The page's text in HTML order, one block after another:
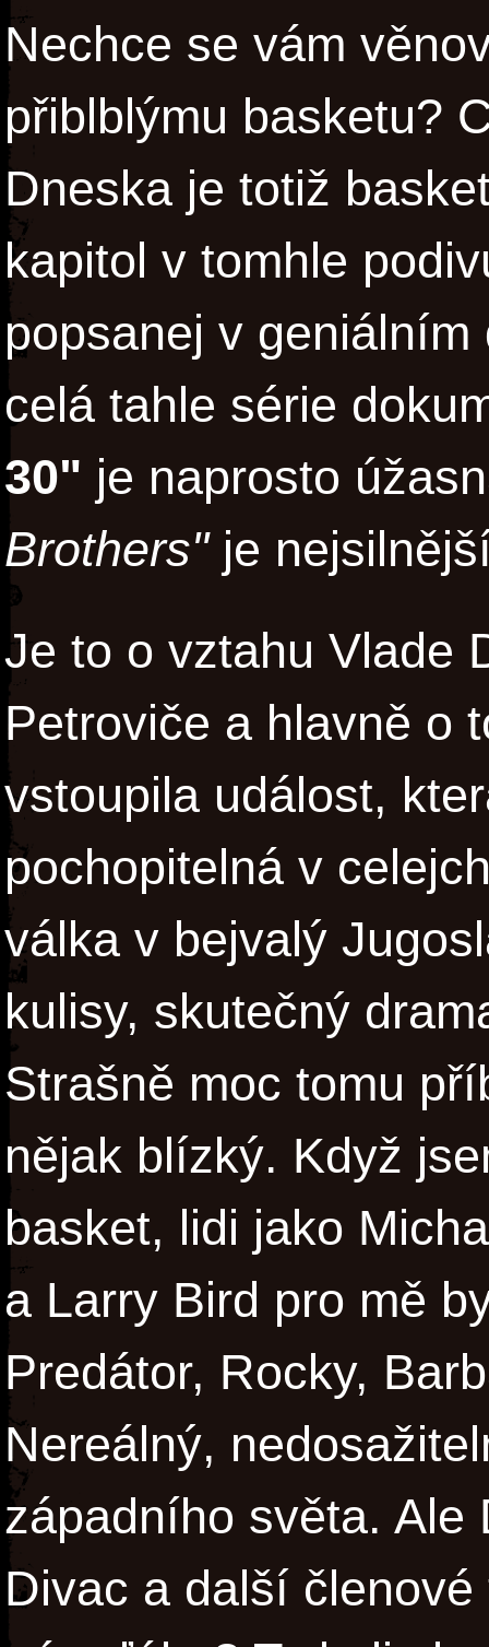
Nechce se vám
přiblblýmu basketu?
Dneska je totiž
kapitol v tomhle
popsanej v
celá tahle série
30" je naprosto
Brothers" je
Je to o vztahu Vlade
Petroviče a hlavně o
vstoupila událost,
pochopitelná v
válka v bejvalý
kulisy, skutečný
Strašně moc tomu
nějak blízký. Když
basket, lidi jako
a Larry Bird pro mě
Predátor, Rocky,
Nereálný,
západního světa. Ale
Divac a další